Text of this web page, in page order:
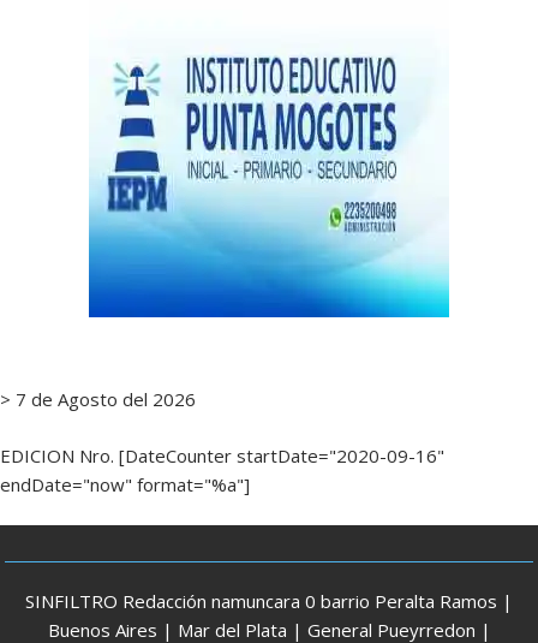
> 7 de Agosto del 2026
EDICION Nro. [DateCounter startDate="2020-09-16"
endDate="now" format="%a"]
SINFILTRO Redacción namuncara 0 barrio Peralta Ramos |
Buenos Aires | Mar del Plata | General Pueyrredon |